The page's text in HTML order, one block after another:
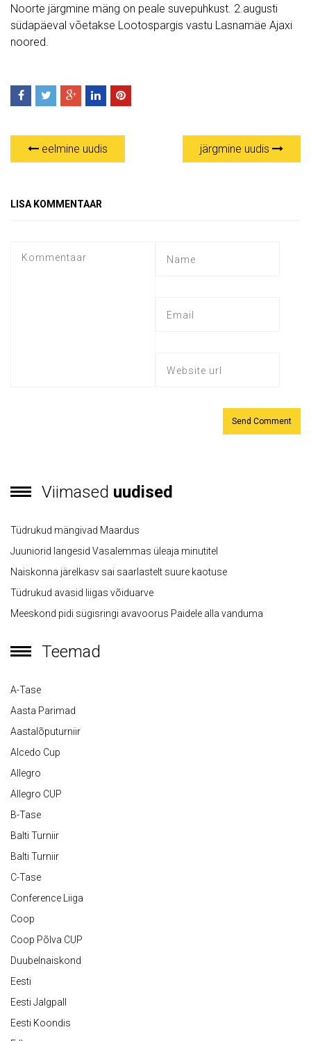
Noorte järgmine mäng on peale suvepuhkust. 2.augusti
südapäeval võetakse Lootospargis vastu Lasnamäe Ajaxi
noored.
eelmine uudis järgmine uudis
LISA KOMMENTAAR
Viimased uudised
Tüdrukud mängivad Maardus
Juuniorid langesid Vasalemmas üleaja minutitel
Naiskonna järelkasv sai saarlastelt suure kaotuse
Tüdrukud avasid liigas võiduarve
Meeskond pidi sügisringi avavoorus Paidele alla vanduma
Teemad
A-Tase
Aasta Parimad
Aastalõputurniir
Alcedo Cup
Allegro
Allegro CUP
B-Tase
Balti Turniir
Balti Turniir
C-Tase
Conference Liiga
Coop
Coop Põlva CUP
Duubelnaiskond
Eesti
Eesti Jalgpall
Eesti Koondis